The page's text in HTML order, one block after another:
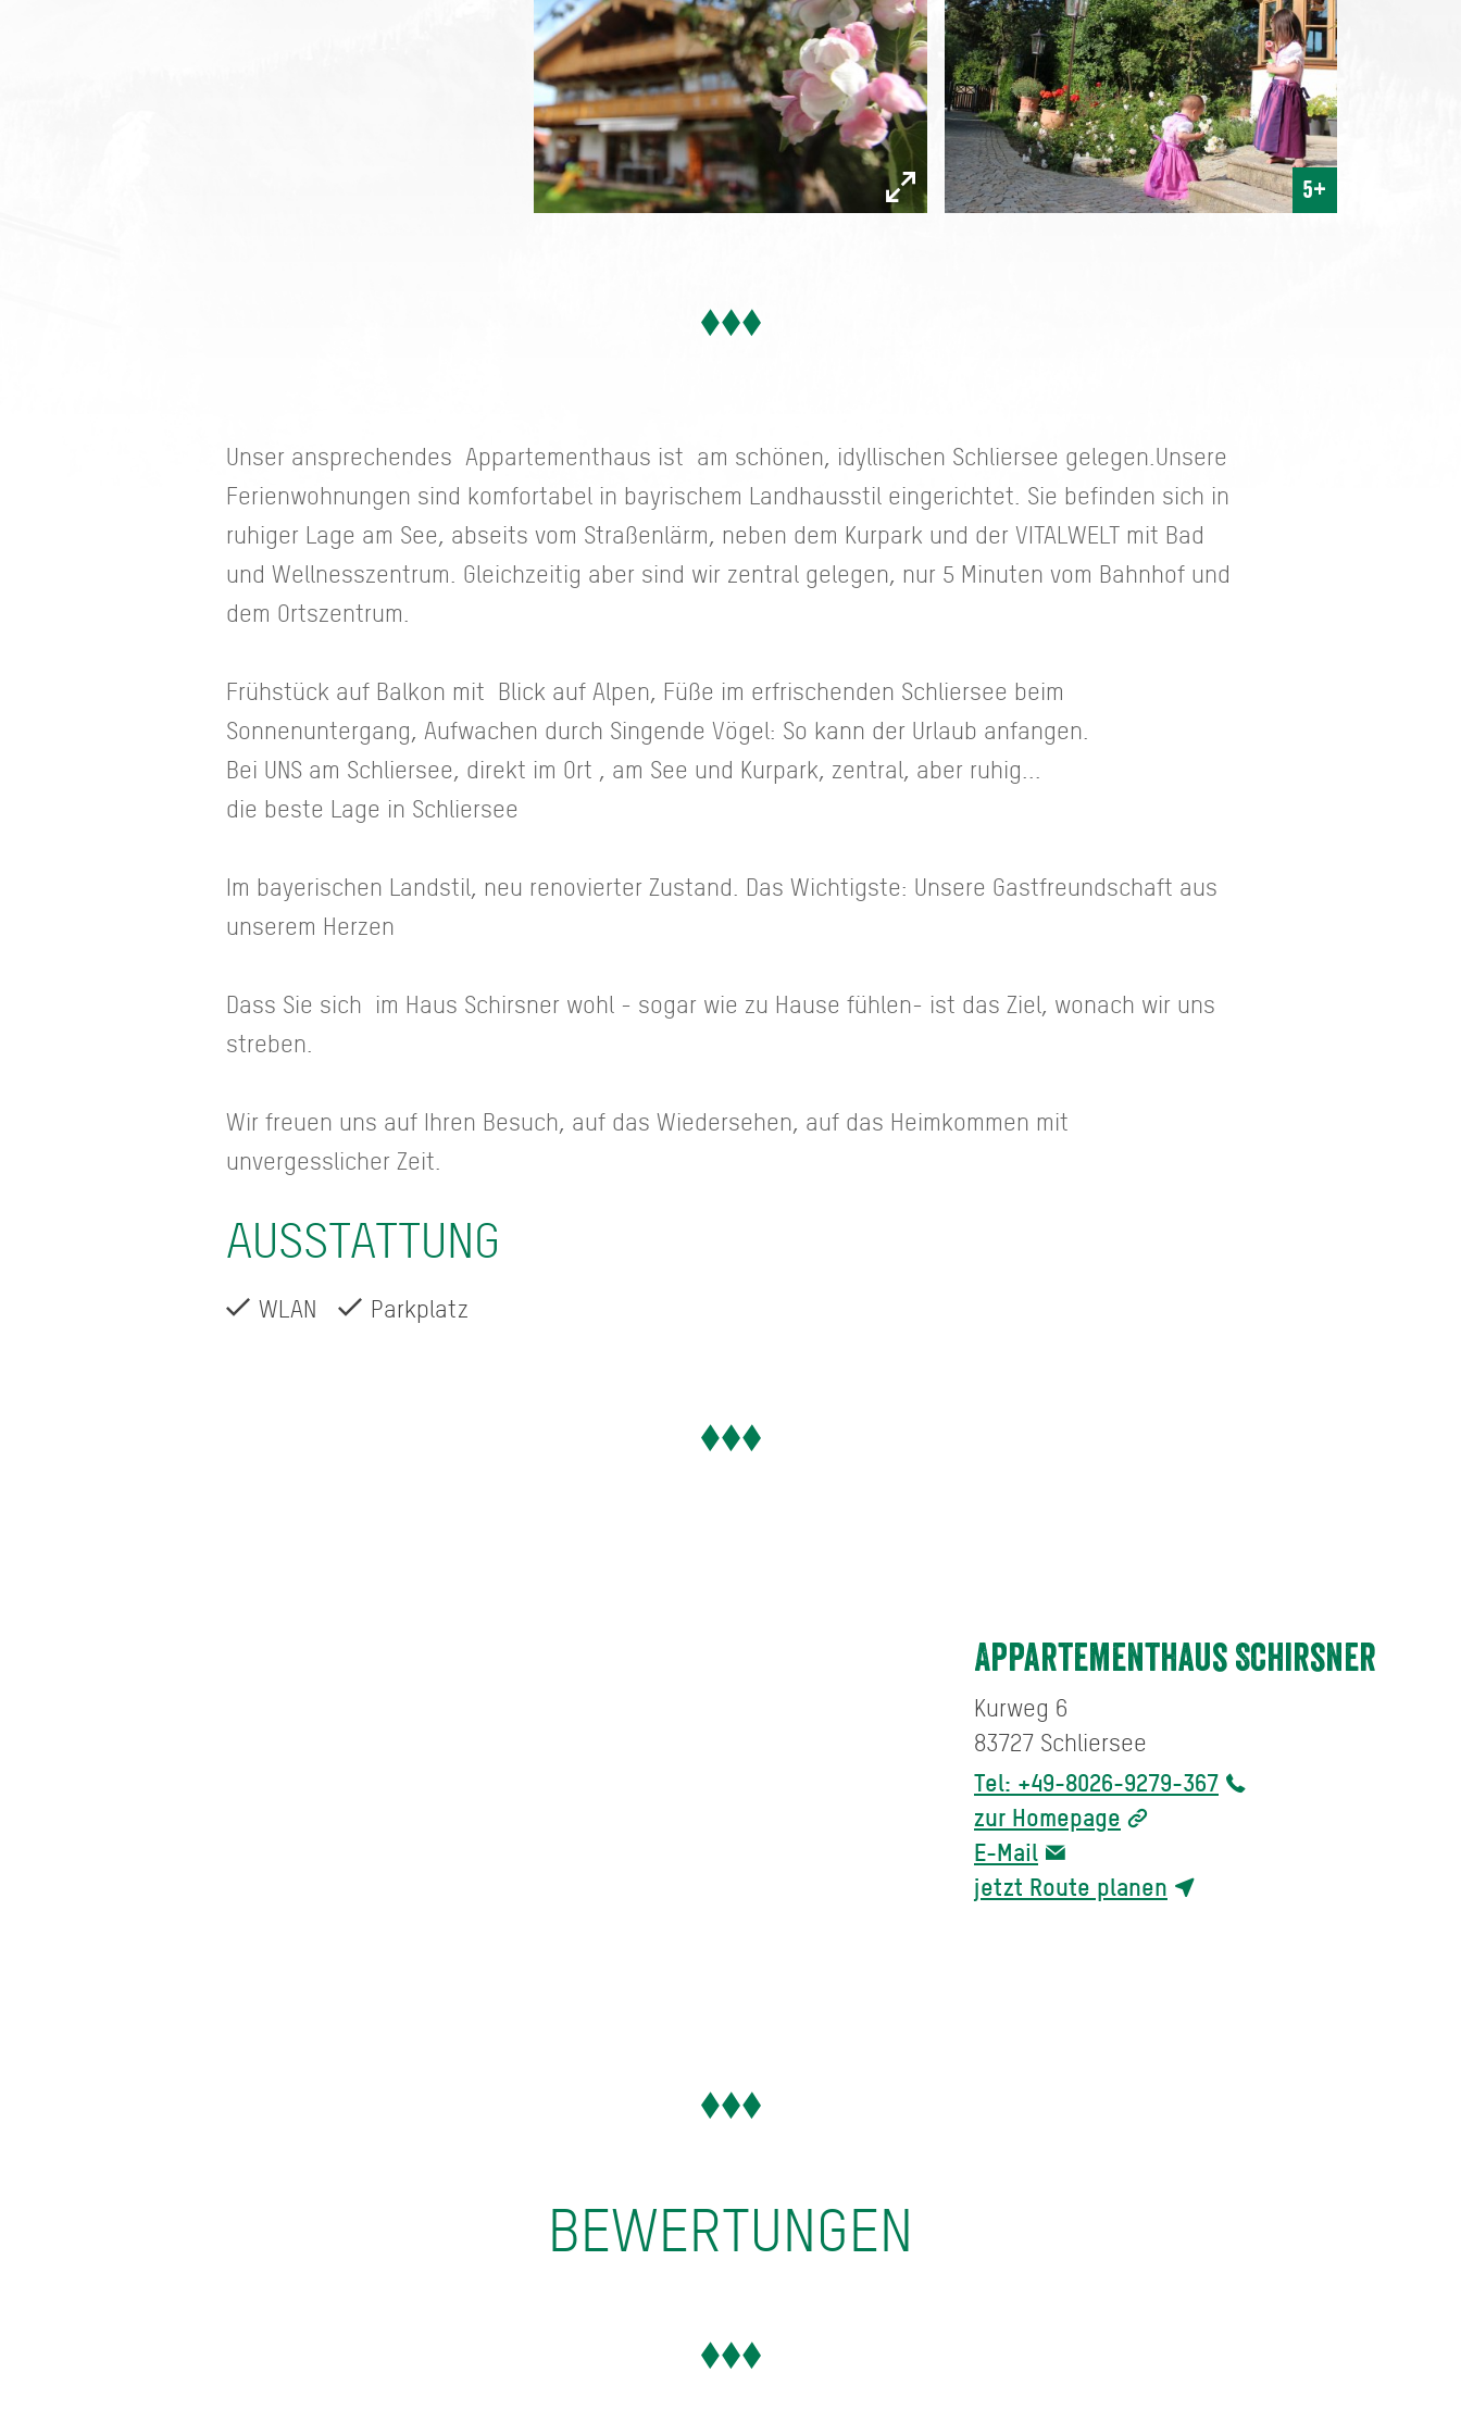
5+
Unser ansprechendes Appartementhaus ist am schönen, idyllischen Schliersee gelegen.Unsere
Ferienwohnungen sind komfortabel in bayrischem Landhausstil eingerichtet. Sie befinden sich in
ruhiger Lage am See, abseits vom Straßenlärm, neben dem Kurpark und der VITALWELT mit Bad
und Wellnesszentrum. Gleichzeitig aber sind wir zentral gelegen, nur 5 Minuten vom Bahnhof und
dem Ortszentrum.
Frühstück auf Balkon mit Blick auf Alpen, Füße im erfrischenden Schliersee beim
Sonnenuntergang, Aufwachen durch Singende Vögel: So kann der Urlaub anfangen.
Bei UNS am Schliersee, direkt im Ort , am See und Kurpark, zentral, aber ruhig...
die beste Lage in Schliersee
Im bayerischen Landstil, neu renovierter Zustand. Das Wichtigste: Unsere Gastfreundschaft aus
unserem Herzen
Dass Sie sich im Haus Schirsner wohl - sogar wie zu Hause fühlen- ist das Ziel, wonach wir uns
streben.
Wir freuen uns auf Ihren Besuch, auf das Wiedersehen, auf das Heimkommen mit
unvergesslicher Zeit.
AUSSTATTUNG
WLAN Parkplatz
Appartementhaus Schirsner
Kurweg 6
83727 Schliersee
Tel: +49-8026-9279-367
zur Homepage
E-Mail
jetzt Route planen
BEWERTUNGEN